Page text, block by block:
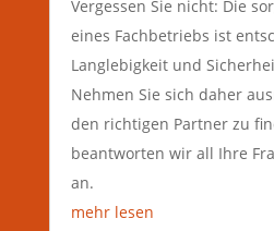
Vergessen Sie nicht: Die
eines Fachbetriebs ist
Langlebigkeit und
Nehmen Sie sich daher
den richtigen Partner zu
beantworten wir all Ihre
an.
mehr lesen